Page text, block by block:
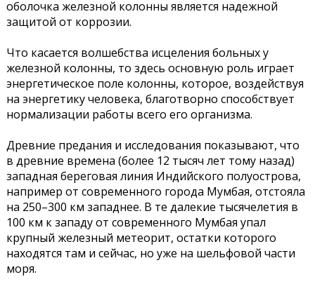
оболочка железной колонны является надежной
защитой от коррозии.
Что касается волшебства исцеления больных у
железной колонны, то здесь основную роль играет
энергетическое поле колонны, которое, воздействуя
на энергетику человека, благотворно способствует
нормализации работы всего его организма.
Древние предания и исследования показывают, что
в древние времена (более 12 тысяч лет тому назад)
западная береговая линия Индийского полуострова,
например от современного города Мумбая, отстояла
на 250–300 км западнее. В те далекие тысячелетия в
100 км к западу от современного Мумбая упал
крупный железный метеорит, остатки которого
находятся там и сейчас, но уже на шельфовой части
моря.